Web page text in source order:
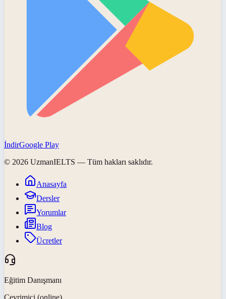
İndirGoogle Play
© 2026 UzmanIELTS — Tüm hakları saklıdır.
Anasayfa
Dersler
Yorumlar
Blog
Ücretler
Eğitim Danışmanı
Çevrimiçi (online)